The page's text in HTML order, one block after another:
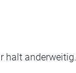
halt anderweitig.